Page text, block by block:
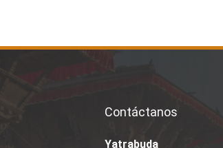
Contáctanos
Yatrabuda